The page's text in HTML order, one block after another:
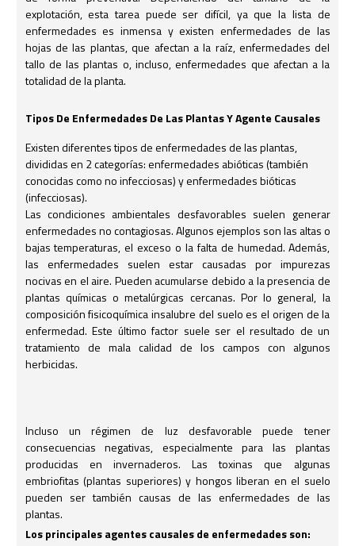
explotación, esta tarea puede ser difícil, ya que la lista de
enfermedades es inmensa y existen enfermedades de las
hojas de las plantas, que afectan a la raíz, enfermedades del
tallo de las plantas o, incluso, enfermedades que afectan a la
totalidad de la planta.
Tipos De Enfermedades De Las Plantas Y Agente Causales
Existen diferentes tipos de enfermedades de las plantas,
divididas en 2 categorías: enfermedades abióticas (también
conocidas como no infecciosas) y enfermedades bióticas
(infecciosas).
Las condiciones ambientales desfavorables suelen generar
enfermedades no contagiosas. Algunos ejemplos son las altas o
bajas temperaturas, el exceso o la falta de humedad. Además,
las enfermedades suelen estar causadas por impurezas
nocivas en el aire. Pueden acumularse debido a la presencia de
plantas químicas o metalúrgicas cercanas. Por lo general, la
composición fisicoquímica insalubre del suelo es el origen de la
enfermedad. Este último factor suele ser el resultado de un
tratamiento de mala calidad de los campos con algunos
herbicidas.
Incluso un régimen de luz desfavorable puede tener
consecuencias negativas, especialmente para las plantas
producidas en invernaderos. Las toxinas que algunas
embriofitas (plantas superiores) y hongos liberan en el suelo
pueden ser también causas de las enfermedades de las
plantas.
Los principales agentes causales de enfermedades son: